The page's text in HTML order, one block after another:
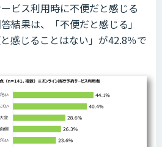
ビス利用時に不便だと感じる
結果は、「不便だと感じる」
感じることはない」が42.8％で